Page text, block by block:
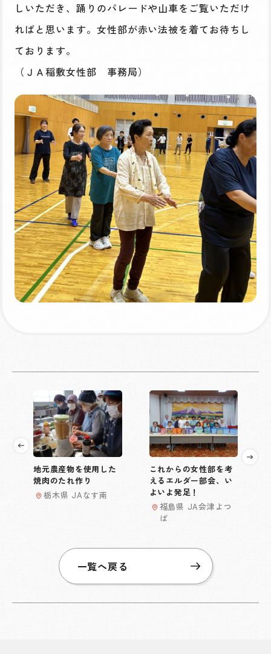
しいただき、踊りのパレードや山車をご覧いただけ
ればと思います。女性部が赤い法被を着てお待ちし
ております。
（ＪＡ稲敷女性部 事務局）
地元農産物を使用した
焼肉のたれ作り
栃木県 JAなす南
これからの女性部を考
えるエルダー部会、い
よいよ発足！
福島県 JA会津よつ
ば
一覧へ戻る